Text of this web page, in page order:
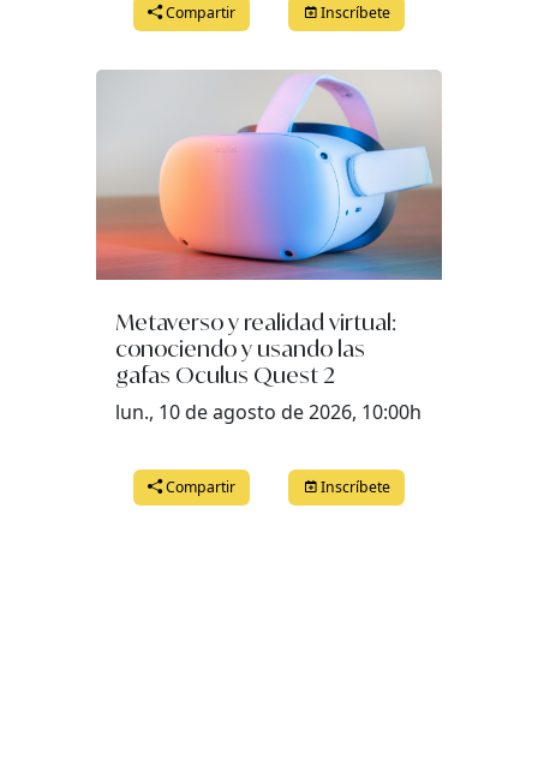
Compartir Inscríbete
Metaverso y realidad virtual:
conociendo y usando las
gafas Oculus Quest 2
lun., 10 de agosto de 2026, 10:00h
Compartir Inscríbete